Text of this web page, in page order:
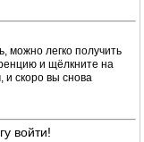
можно легко получить
и щёлкните на
и скоро вы снова
войти!